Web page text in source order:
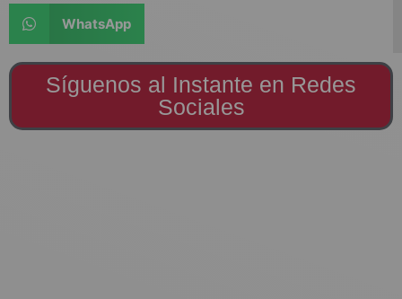
WhatsApp
Síguenos al Instante en Redes
Sociales